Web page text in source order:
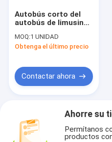
Autobús corto del
autobús de limusina
radio de la vuelta
aero- equivalente al
MOQ:1 UNIDAD
Obtenga el último precio
Contactar ahora
Ahorre su
Permítanos
productos